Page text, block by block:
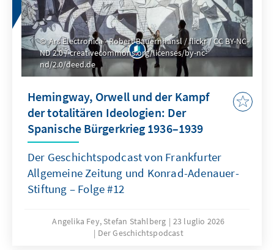
Ars Electronica - Robert Bauernhansl / flickr / CC BY-NC-
ND 2.0 / creativecommons.org/licenses/by-nc-
nd/2.0/deed.de
Hemingway, Orwell und der Kampf
der totalitären Ideologien: Der
Spanische Bürgerkrieg 1936–1939
Der Geschichtspodcast von Frankfurter
Allgemeine Zeitung und Konrad-Adenauer-
Stiftung – Folge #12
Angelika Fey, Stefan Stahlberg
23 luglio 2026
Der Geschichtspodcast